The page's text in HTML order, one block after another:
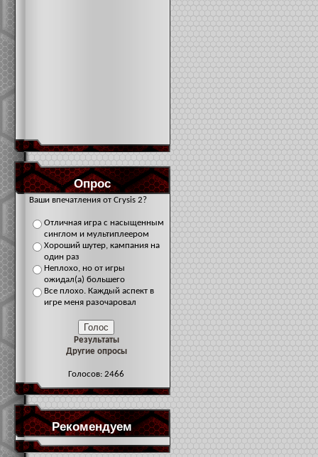
Опрос
Ваши впечатления от Crysis 2?
Отличная игра с насыщенным
синглом и мультиплеером
Хороший шутер, кампания на
один раз
Неплохо, но от игры
ожидал(а) большего
Все плохо. Каждый аспект в
игре меня разочаровал
Результаты
Другие опросы
Голосов: 2466
Рекомендуем